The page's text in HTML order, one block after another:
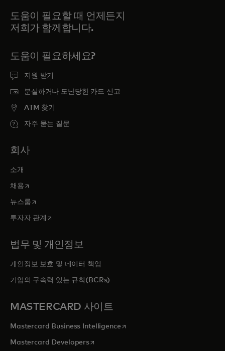
도움이 필요할 때 언제든지
저희가 함께합니다.
도움이 필요하세요?
지원 받기
분실하거나 도난당한 카드 신고
ATM 찾기
자주 묻는 질문
회사
소개
채용새 탭에서 열림
뉴스룸새 탭에서 열림
투자자 관계 새 탭에서 열림
법무 및 개인정보
개인정보 보호 및 데이터 책임
기업의 구속력 있는 규칙(BCRs)
MASTERCARD 사이트
Mastercard Business Intelligence새 탭에서 열림
Mastercard Developers새 탭에서 열림